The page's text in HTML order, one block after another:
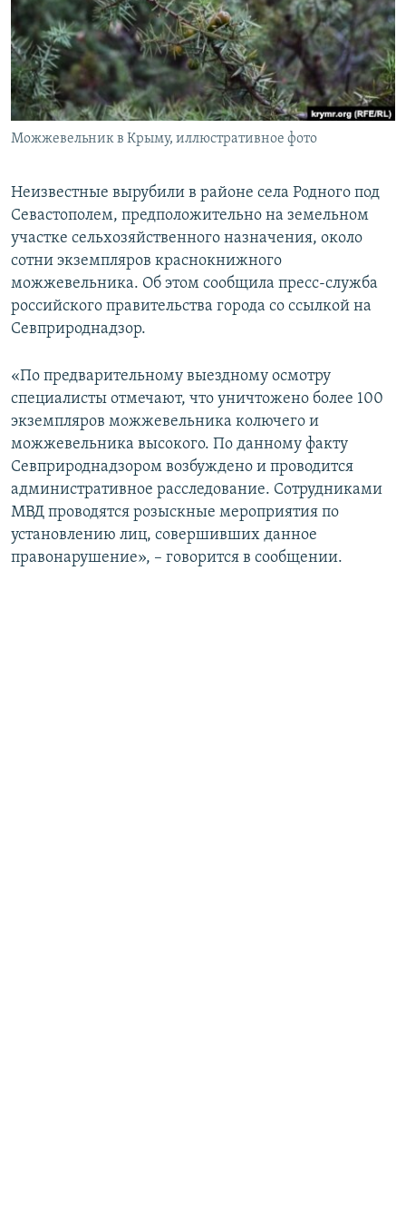
ПОБЕДИТЕЛЕЙ НЕ СУДЯТ?
КРЫМ.НЕПОКОРЕННЫЙ
ELIFBE
УКРАИНСКАЯ ПРОБЛЕМА КРЫМА
ПРИСОЕДИНЯЙТЕСЬ!
Все сайты RFE/RL
Можжевельник в Крыму, иллюстративное фото
Неизвестные вырубили в районе села Родного под
Севастополем, предположительно на земельном
участке сельхозяйственного назначения, около
сотни экземпляров краснокнижного
можжевельника. Об этом сообщила пресс-служба
российского правительства города со ссылкой на
Севприроднадзор.
«По предварительному выездному осмотру
специалисты отмечают, что уничтожено более 100
экземпляров можжевельника колючего и
можжевельника высокого. По данному факту
Севприроднадзором возбуждено и проводится
административное расследование. Сотрудниками
МВД проводятся розыскные мероприятия по
установлению лиц, совершивших данное
правонарушение», – говорится в сообщении.